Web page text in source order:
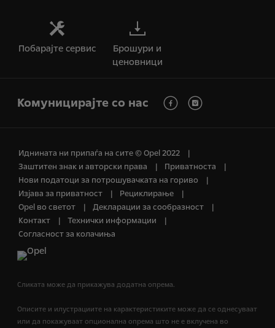
Побарајте сервис
Брошури и
ценовници
Комуницирајте со нас
Иднината ни припаѓа на сите © Opel 2022
Заштитен знак и авторски права
Приватноста
Нови податоци за потрошувачката на гориво
Изјава за приватност
Рециклирање
Opel во светот
Декларации за сообразност
Контакт
Технички информации
Согласност за колачиња
Сликата може да прикажува додатна опрема.
Описите и илустрациите на карактеристиките може да се однесуваат
или да покажуваат опционална опрема што не е вклучена во